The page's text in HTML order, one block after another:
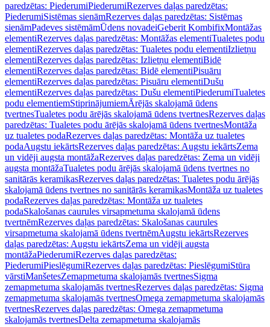
paredzētas: PiederumiPiederumiRezerves daļas paredzētas:
PiederumiSistēmas sienāmRezerves daļas paredzētas: Sistēmas
sienāmPadeves sistēmāmŪdens novadeiGeberit KombifixMontāžas
elementiRezerves daļas paredzētas: Montāžas elementiTualetes podu
elementiRezerves daļas paredzētas: Tualetes podu elementiIzlietņu
elementiRezerves daļas paredzētas: Izlietņu elementiBidē
elementiRezerves daļas paredzētas: Bidē elementiPisuāru
elementiRezerves daļas paredzētas: Pisuāru elementiDušu
elementiRezerves daļas paredzētas: Dušu elementiPiederumiTualetes
podu elementiemStiprinājumiemĀrējās skalojamā ūdens
tvertnesTualetes podu ārējās skalojamā ūdens tvertnesRezerves daļas
paredzētas: Tualetes podu ārējās skalojamā ūdens tvertnesMontāža
uz tualetes podaRezerves daļas paredzētas: Montāža uz tualetes
podaAugstu iekārtsRezerves daļas paredzētas: Augstu iekārtsZema
un vidēji augsta montāžaRezerves daļas paredzētas: Zema un vidēji
augsta montāžaTualetes podu ārējās skalojamā ūdens tvertnes no
sanitārās keramikasRezerves daļas paredzētas: Tualetes podu ārējās
skalojamā ūdens tvertnes no sanitārās keramikasMontāža uz tualetes
podaRezerves daļas paredzētas: Montāža uz tualetes
podaSkalošanas caurules virsapmetuma skalojamā ūdens
tvertnēmRezerves daļas paredzētas: Skalošanas caurules
virsapmetuma skalojamā ūdens tvertnēmAugstu iekārtsRezerves
daļas paredzētas: Augstu iekārtsZema un vidēji augsta
montāžaPiederumiRezerves daļas paredzētas:
PiederumiPieslēgumiRezerves daļas paredzētas: PieslēgumiStūra
vārstiManšetesZemapmetuma skalojamās tvertnesSigma
zemapmetuma skalojamās tvertnesRezerves daļas paredzētas: Sigma
zemapmetuma skalojamās tvertnesOmega zemapmetuma skalojamās
tvertnesRezerves daļas paredzētas: Omega zemapmetuma
skalojamās tvertnesDelta zemapmetuma skalojamās